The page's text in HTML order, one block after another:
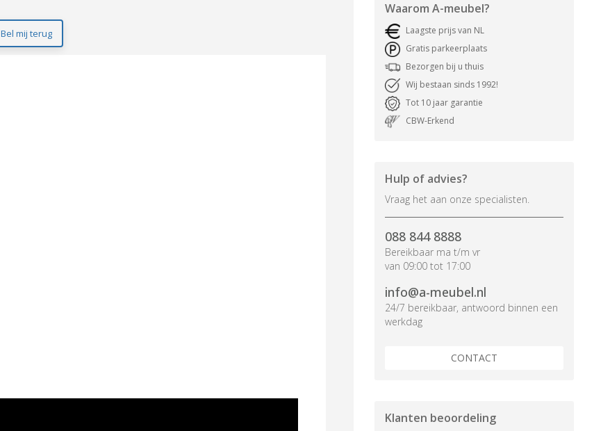
Bel mij terug
Waarom A-meubel?
Laagste prijs van NL
Gratis parkeerplaats
Bezorgen bij u thuis
Wij bestaan sinds 1992!
Tot 10 jaar garantie
CBW-Erkend
Hulp of advies?
Vraag het aan onze specialisten.
088 844 8888
Bereikbaar ma t/m vr
van 09:00 tot 17:00
info@a-meubel.nl
24/7 bereikbaar, antwoord binnen een
werkdag
CONTACT
Klanten beoordeling